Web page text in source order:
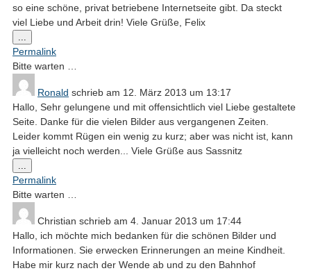
so eine schöne, privat betriebene Internetseite gibt. Da steckt
viel Liebe und Arbeit drin! Viele Grüße, Felix
...
Metabox
ein-/ausblenden.
Permalink
Bitte warten …
Ronald schrieb am 12. März 2013 um 13:17
Hallo, Sehr gelungene und mit offensichtlich viel Liebe gestaltete
Seite. Danke für die vielen Bilder aus vergangenen Zeiten.
Leider kommt Rügen ein wenig zu kurz; aber was nicht ist, kann
ja vielleicht noch werden... Viele Grüße aus Sassnitz
...
Metabox
ein-/ausblenden.
Permalink
Bitte warten …
Christian schrieb am 4. Januar 2013 um 17:44
Hallo, ich möchte mich bedanken für die schönen Bilder und
Informationen. Sie erwecken Erinnerungen an meine Kindheit.
Habe mir kurz nach der Wende ab und zu den Bahnhof